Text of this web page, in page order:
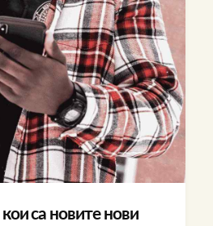
кои са новите нови